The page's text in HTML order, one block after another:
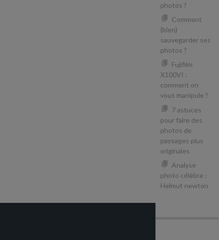
photos ?
Comment
(bien)
sauvegarder ses
photos ?
Fujifilm
X100VI :
comment on
vous manipule ?
7 astuces
pour faire des
photos de
paysages plus
originales
Analyse
photo célèbre :
Helmut newton